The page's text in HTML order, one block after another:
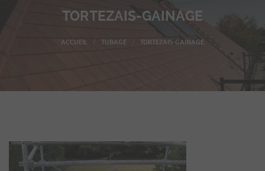
TORTEZAIS-GAINAGE
TUBAGE TORTEZAIS-GAINAGE